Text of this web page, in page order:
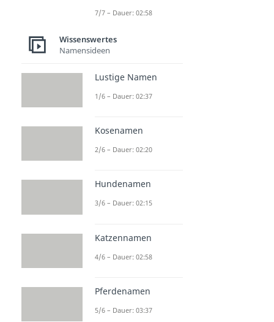
7/7 – Dauer: 02:58
Wissenswertes
Namensideen
Lustige Namen
1/6 – Dauer: 02:37
Kosenamen
2/6 – Dauer: 02:20
Hundenamen
3/6 – Dauer: 02:15
Katzennamen
4/6 – Dauer: 02:58
Pferdenamen
5/6 – Dauer: 03:37